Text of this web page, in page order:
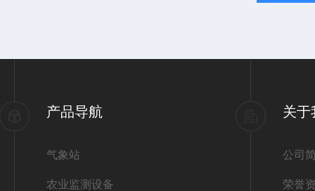
产品导航
气象站
农业监测设备
关于
公司
荣誉